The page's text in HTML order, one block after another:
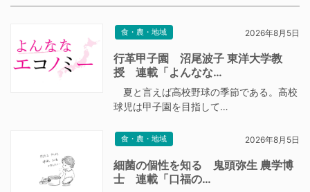
食・農・地域 2026年8月5日
行革甲子園 沼尾波子 東洋大学教
授 連載「よんなな…
夏と言えば高校野球の季節である。高校
球児は甲子園を目指して…
食・農・地域 2026年8月5日
細菌の個性を知る 鬼頭弥生 農学博
士 連載「口福の…